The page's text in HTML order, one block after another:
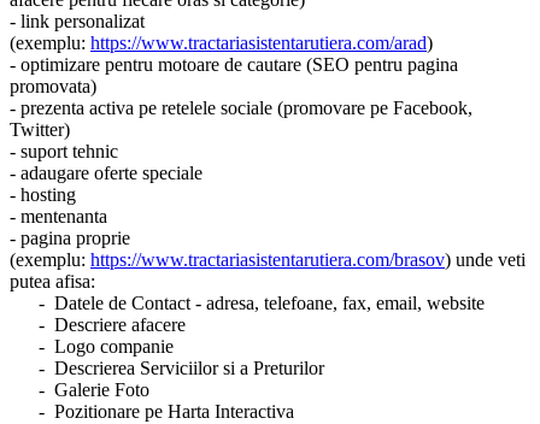
- link personalizat
(exemplu: https://www.tractariasistentarutiera.com/arad)
- optimizare pentru motoare de cautare (SEO pentru pagina
promovata)
- prezenta activa pe retelele sociale (promovare pe Facebook,
Twitter)
- suport tehnic
- adaugare oferte speciale
- hosting
- mentenanta
- pagina proprie
(exemplu: https://www.tractariasistentarutiera.com/brasov) unde veti
putea afisa:
- Datele de Contact - adresa, telefoane, fax, email, website
- Descriere afacere
- Logo companie
- Descrierea Serviciilor si a Preturilor
- Galerie Foto
- Pozitionare pe Harta Interactiva